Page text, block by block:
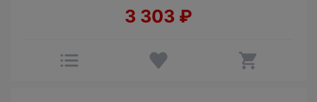
3 303 ₽